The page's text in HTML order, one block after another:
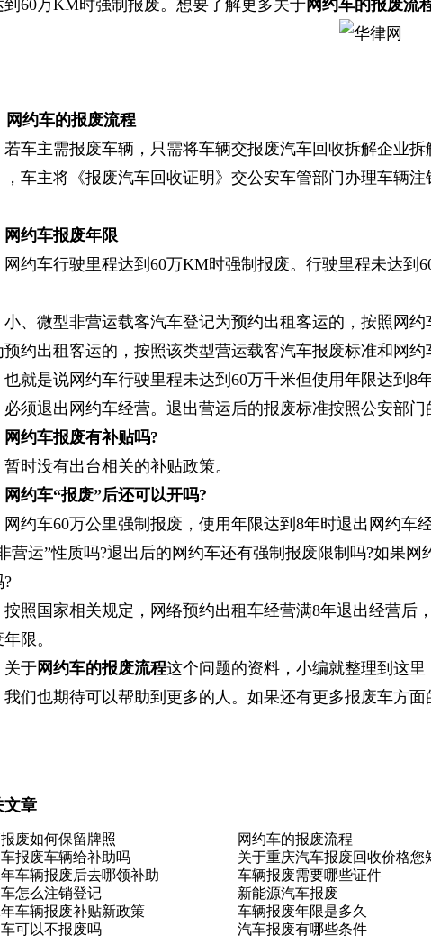
到60万KM时强制报废。想要了解更多关于网约车的报废流
网约车的报废流程
主需报废车辆，只需将车辆交报废汽车回收拆解企业拆
，车主将《报废汽车回收证明》交公安车管部门办理车辆
网约车报废年限
车行驶里程达到60万KM时强制报废。行驶里程未达到
微型非营运载客汽车登记为预约出租客运的，按照网约
预约出租客运的，按照该类型营运载客汽车报废标准和网约
是说网约车行驶里程未达到60万千米但使用年限达到8
必须退出网约车经营。退出营运后的报废标准按照公安部门
约车报废有补贴吗?
没有出台相关的补贴政策。
网约车“报废”后还可以开吗?
车60万公里强制报废，使用年限达到8年时退出网约车
营运”性质吗?退出后的网约车还有强制报废限制吗?如果
?
国家相关规定，网络预约出租车经营满8年退出经营后，
年限。
于网约车的报废流程这个问题的资料，小编就整理到这
我们也期待可以帮助到更多的人。如果还有更多报废车方
文章
废如何保留牌照 网约车的报废流程
报废车辆给补助吗
关于重庆汽车报废回收价格您
呢？
年车辆报废后去哪领补助
车辆报废需要哪些证件
怎么注销登记
新能源汽车报废
年车辆报废补贴新政策
车辆报废年限是多久
可以不报废吗
汽车报废有哪些条件